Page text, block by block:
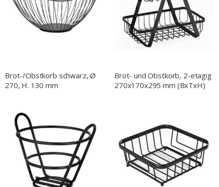
Brot-/Obstkorb schwarz, Ø
270, H. 130 mm
Brot- und Obstkorb, 2-etagig
270x170x295 mm (BxTxH)